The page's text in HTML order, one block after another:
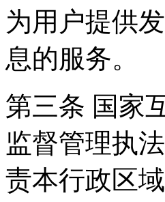
为用户提供
息的服务。
第三条 国家
监督管理执
责本行政区